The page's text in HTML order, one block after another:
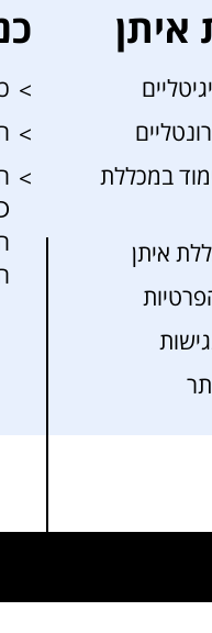
איתן
במכללת
איתן